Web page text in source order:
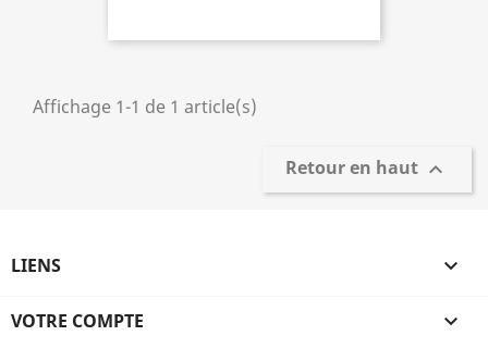
Affichage 1-1 de 1 article(s)
Retour en haut 
LIENS 
VOTRE COMPTE 